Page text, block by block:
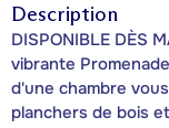
Description
DISPONIBLE DÈS
vibrante
d'une chambre
planchers de bois